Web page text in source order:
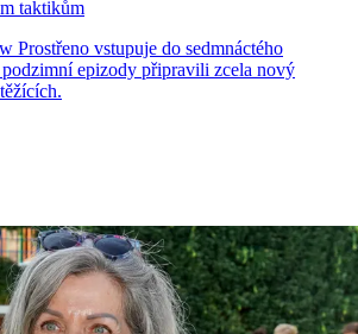
taktikům
Prostřeno vstupuje do sedmnáctého
epizody připravili zcela nový